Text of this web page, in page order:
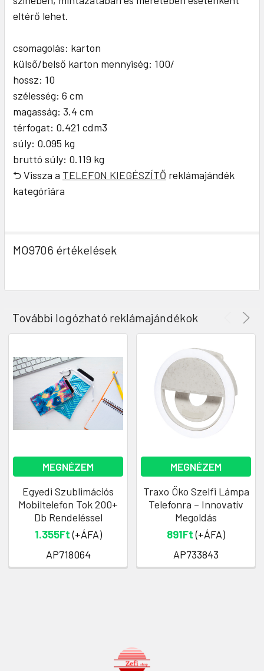
eltérő lehet.
csomagolás: karton
külső/belső karton mennyiség: 100/
hossz: 10
szélesség: 6 cm
magasság: 3.4 cm
térfogat: 0.421 cdm3
súly: 0.095 kg
bruttó súly: 0.119 kg
⮌ Vissza a TELEFON KIEGÉSZÍTŐ reklámajándék
kategóriára
MO9706 értékelések
További logózható reklámajándékok
MEGNÉZEM
Egyedi Szublimációs
Mobiltelefon Tok 200+
Db Rendeléssel
1.355Ft(+ÁFA)
AP718064
MEGNÉZEM
Traxo Öko Szelfi Lámpa
Telefonra – Innovatív
Megoldás
891Ft(+ÁFA)
AP733843